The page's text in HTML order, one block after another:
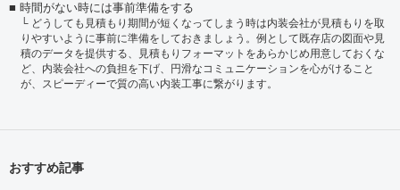
時間がない時には事前準備をする
どうしても見積もり期間が短くなってしまう時は内装会社が見積もりを取
りやすいように事前に準備をしておきましょう。例として既存店の図面や見
積のデータを提供する、見積もりフォーマットをあらかじめ用意しておくな
ど、内装会社への負担を下げ、円滑なコミュニケーションを心がけること
が、スピーディーで質の高い内装工事に繋がります。
おすすめ記事